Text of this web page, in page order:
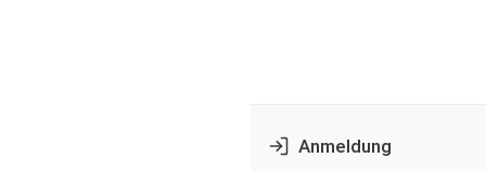
Anmeldung